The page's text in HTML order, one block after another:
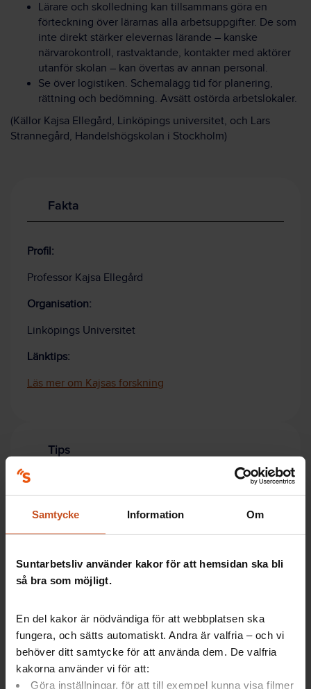
Samtycke Information Om
Suntarbetsliv använder kakor för att hemsidan ska bli
så bra som möjligt.
En del kakor är nödvändiga för att webbplatsen ska
fungera, och sätts automatiskt. Andra är valfria – och vi
behöver ditt samtycke för att använda dem. De valfria
kakorna använder vi för att:
Göra inställningar, för att till exempel kunna visa filmer
Lärare och skolledning kan tillsammans göra en
förteckning över lärarnas alla arbetsuppgifter. De som
inte direkt stärker elevernas lärande – kanske
närvarokontroll, rastvaktande, kontakter med aktörer
utanför skolan – kan övertas av annan personal.
Se över logistiken. Schemalägg tid för planering,
rättning och bedömning. Avsätt ostörda arbetslokaler.
(Källor Kajsa Ellegård, Linköpings universitet, och Lars
Strannegård, Handelshögskolan i Stockholm)
Fakta
Profil:
Professor Kajsa Ellegård
Organisation:
Linköpings Universitet
Länktips:
Läs mer om Kajsas forskning
Tips
Så här kan du öka fokus på undervisningen
Lärare och skolledning kan tillsammans göra en
förteckning över lärarnas alla arbetsuppgifter.
kanske närvarokontroll, rastvakt, kontakter med
aktörer utanför skolan – kan övertas av annan
Se över logistiken. Schemalägg tid för
planering, rättning och bedömning. Avsätt
(Källor Kajsa Ellegård, Linköpings universitet, och
Lars Strannegård, Handelshögskolan i Stockholm)